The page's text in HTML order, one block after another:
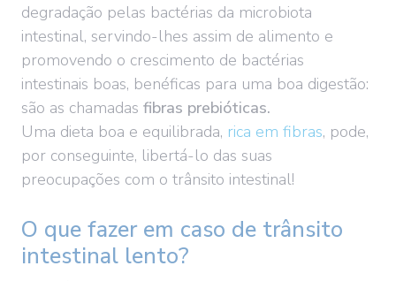
degradação pelas bactérias da microbiota
intestinal, servindo-lhes assim de alimento e
promovendo o crescimento de bactérias
intestinais boas, benéficas para uma boa digestão:
são as chamadas fibras prebióticas.
Uma dieta boa e equilibrada, rica em fibras, pode,
por conseguinte, libertá-lo das suas
preocupações com o trânsito intestinal!
O que fazer em caso de trânsito
intestinal lento?